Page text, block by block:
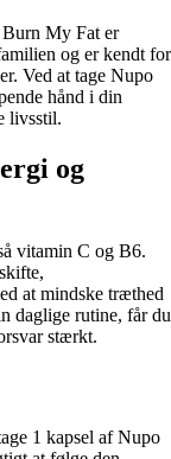
My Fat er
og er kendt for
Ved at tage Nupo
hånd i din
livsstil.
og
vitamin C og B6.
at mindske træthed
daglige rutine, får du
stærkt.
1 kapsel af Nupo